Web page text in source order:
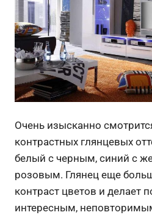
Очень изысканно
контрастных глянцевых
белый с черным, синий с
розовым. Глянец еще
контраст цветов и делает
интересным,